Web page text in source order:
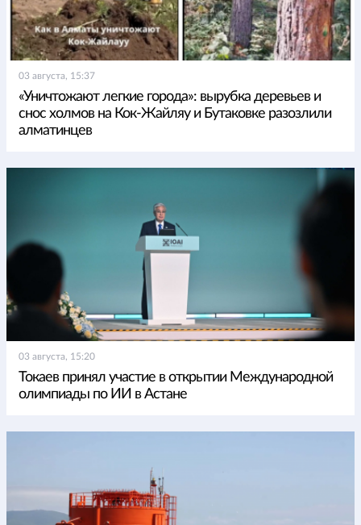
03 августа, 15:37
«Уничтожают легкие города»: вырубка деревьев и
снос холмов на Кок-Жайляу и Бутаковке разозлили
алматинцев
03 августа, 15:20
Токаев принял участие в открытии Международной
олимпиады по ИИ в Астане